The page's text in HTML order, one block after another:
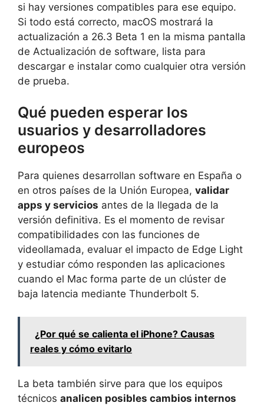
si hay versiones compatibles para ese equipo.
Si todo está correcto, macOS mostrará la
actualización a 26.3 Beta 1 en la misma pantalla
de Actualización de software, lista para
descargar e instalar como cualquier otra versión
de prueba.
Qué pueden esperar los
usuarios y desarrolladores
europeos
Para quienes desarrollan software en España o
en otros países de la Unión Europea, validar
apps y servicios antes de la llegada de la
versión definitiva. Es el momento de revisar
compatibilidades con las funciones de
videollamada, evaluar el impacto de Edge Light
y estudiar cómo responden las aplicaciones
cuando el Mac forma parte de un clúster de
baja latencia mediante Thunderbolt 5.
¿Por qué se calienta el iPhone? Causas
reales y cómo evitarlo
La beta también sirve para que los equipos
técnicos analicen posibles cambios internos